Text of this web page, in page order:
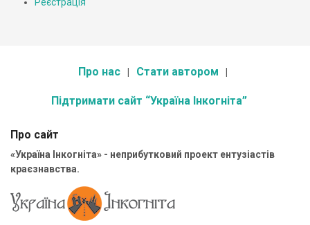
Про нас Стати автором
Підтримати сайт “Україна Інкогніта”
Про сайт
«Україна Інкогніта» - неприбутковий проект ентузіастів
краєзнавства.